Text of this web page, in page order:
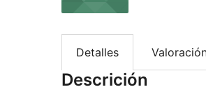
Detalles
Descrición